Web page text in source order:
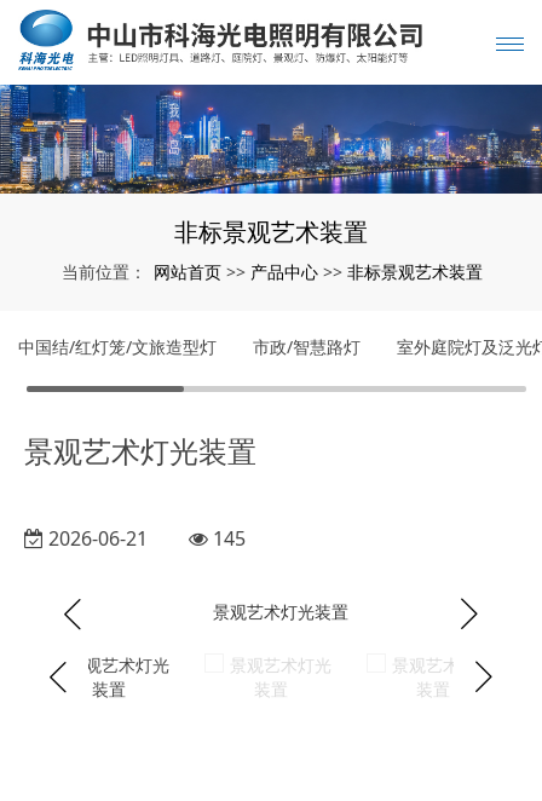
非标景观艺术装置
当前位置： 网站首页 >> 产品中心 >> 非标景观艺术装置
中国结/红灯笼/文旅造型灯 市政/智慧路灯 室外庭院灯及泛光
景观艺术灯光装置
2026-06-21 145